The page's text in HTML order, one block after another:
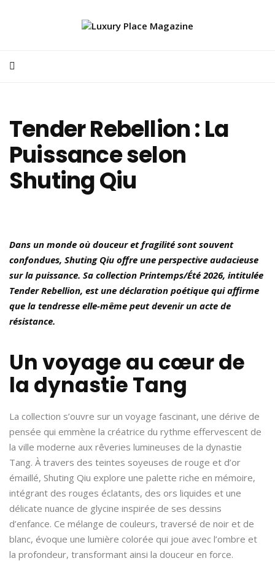
Tender Rebellion : La
Puissance selon
Shuting Qiu
Dans un monde où douceur et fragilité sont souvent
confondues, Shuting Qiu offre une perspective audacieuse
sur la puissance. Sa collection Printemps/Été 2026, intitulée
Tender Rebellion, est une déclaration poétique qui affirme
que la tendresse elle-même peut devenir un acte de
résistance.
Un voyage au cœur de
la dynastie Tang
La collection s’ouvre sur un voyage fascinant, une dérive de
pensée qui emmène la créatrice du rythme effervescent de
la ville moderne aux rêveries lumineuses de la dynastie
Tang. À travers des teintes soyeuses de rouge et d’or
émaillé, Shuting Qiu explore une palette riche en mémoire,
intégrant des rouges éclatants, des ors liquides et une
délicate nuance de glycine inspirée de ses dessins
d’enfance. Ce mélange de couleurs, traversé de noir et de
blanc, évoque une lumière colorée qui joue avec l’ombre et
la profondeur, transformant ainsi la douceur en force.